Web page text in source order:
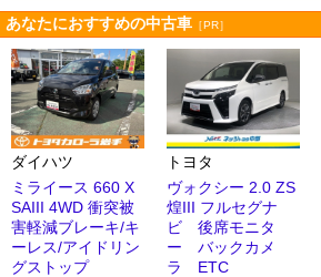
あなたにおすすめの中古車 ［PR］
ダイハツ
ミライース 660 X
SAIII 4WD 衝突被
害軽減ブレーキ/キ
ーレス/アイドリン
グストップ
トヨタ
ヴォクシー 2.0 ZS
煌III フルセグナ
ビ 後席モニタ
ー バックカメ
ラ ETC